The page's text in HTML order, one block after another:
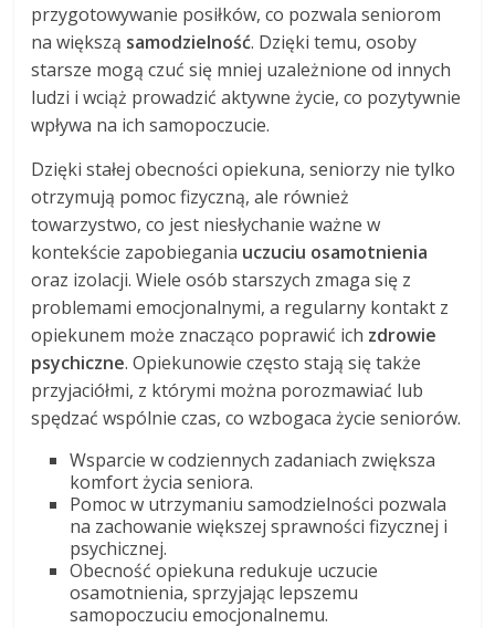
przygotowywanie posiłków, co pozwala seniorom
na większą samodzielność. Dzięki temu, osoby
starsze mogą czuć się mniej uzależnione od innych
ludzi i wciąż prowadzić aktywne życie, co pozytywnie
wpływa na ich samopoczucie.
Dzięki stałej obecności opiekuna, seniorzy nie tylko
otrzymują pomoc fizyczną, ale również
towarzystwo, co jest niesłychanie ważne w
kontekście zapobiegania uczuciu osamotnienia
oraz izolacji. Wiele osób starszych zmaga się z
problemami emocjonalnymi, a regularny kontakt z
opiekunem może znacząco poprawić ich zdrowie
psychiczne. Opiekunowie często stają się także
przyjaciółmi, z którymi można porozmawiać lub
spędzać wspólnie czas, co wzbogaca życie seniorów.
Wsparcie w codziennych zadaniach zwiększa
komfort życia seniora.
Pomoc w utrzymaniu samodzielności pozwala
na zachowanie większej sprawności fizycznej i
psychicznej.
Obecność opiekuna redukuje uczucie
osamotnienia, sprzyjając lepszemu
samopoczuciu emocjonalnemu.